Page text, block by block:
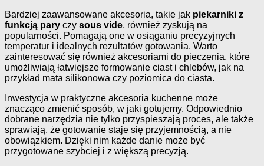
Bardziej zaawansowane akcesoria, takie jak piekarniki z
funkcją pary czy sous vide, również zyskują na
popularności. Pomagają one w osiąganiu precyzyjnych
temperatur i idealnych rezultatów gotowania. Warto
zainteresować się również akcesoriami do pieczenia, które
umożliwiają łatwiejsze formowanie ciast i chlebów, jak na
przykład mata silikonowa czy poziomica do ciasta.
Inwestycja w praktyczne akcesoria kuchenne może
znacząco zmienić sposób, w jaki gotujemy. Odpowiednio
dobrane narzędzia nie tylko przyspieszają proces, ale także
sprawiają, że gotowanie staje się przyjemnością, a nie
obowiązkiem. Dzięki nim każde danie może być
przygotowane szybciej i z większą precyzją.